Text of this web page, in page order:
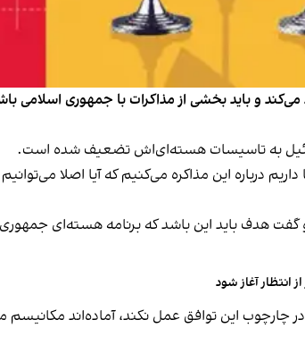
می‌کند و باید بخشی از مذاکرات با جمهوری اسلامی
درباره این مذاکره می‌کنیم که آیا اصلا می‌توانیم
و گفت هدف باید این باشد که برنامه هسته‌ای
چارچوب این توافق عمل نکند، آماده‌اند مکانیسم